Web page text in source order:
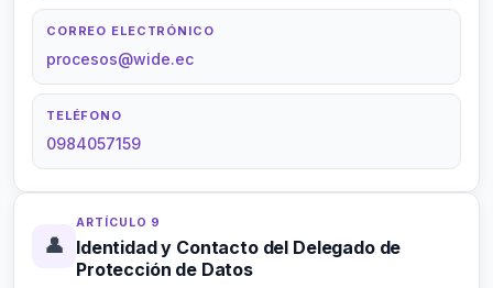
CORREO ELECTRÓNICO
procesos@wide.ec
TELÉFONO
0984057159
👤
ARTÍCULO 9
Identidad y Contacto del Delegado de
Protección de Datos